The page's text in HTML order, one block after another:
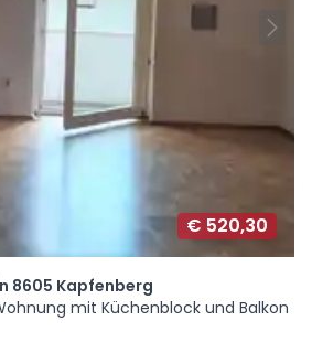
€ 520,30
8605 Kapfenberg
mit Küchenblock und Balkon